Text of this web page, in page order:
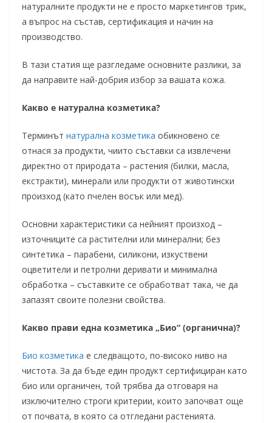
натуралните продукти не е просто маркетингов трик,
а въпрос на състав, сертификация и начин на
производство.
В тази статия ще разгледаме основните разлики, за
да направите най-добрия избор за вашата кожа.
Какво е натурална козметика?
Терминът натурална козметика обикновено се
отнася за продукти, чиито съставки са извлечени
директно от природата – растения (билки, масла,
екстракти), минерали или продукти от животински
произход (като пчелен восък или мед).
Основни характеристики са нейният произход –
източниците са растителни или минерални; без
синтетика – парабени, силикони, изкуствени
оцветители и петролни деривати и минимална
обработка – съставките се обработват така, че да
запазят своите полезни свойства.
Какво прави една козметика „Био“ (органична)?
Био козметика е следващото, по-високо ниво на
чистота. За да бъде един продукт сертифициран като
био или органичен, той трябва да отговаря на
изключително строги критерии, които започват още
от почвата, в която са отгледани растенията.